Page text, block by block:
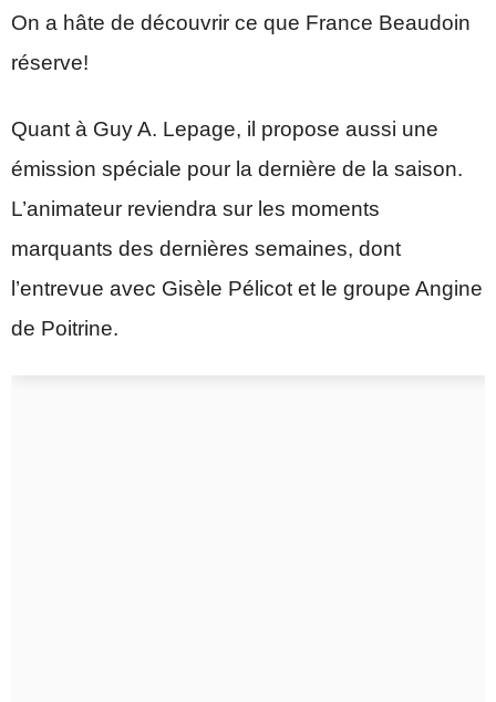
On a hâte de découvrir ce que France Beaudoin
réserve!
Quant à Guy A. Lepage, il propose aussi une
émission spéciale pour la dernière de la saison.
L’animateur reviendra sur les moments
marquants des dernières semaines, dont
l’entrevue avec Gisèle Pélicot et le groupe Angine
de Poitrine.